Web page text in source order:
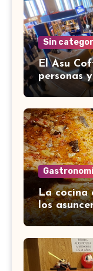
Sin
El Asu
personas
La cocina
los